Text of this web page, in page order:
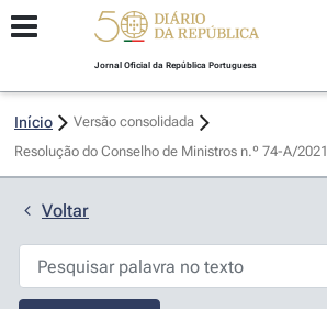
Jornal Oficial da República Portuguesa
Início
Versão consolidada
Resolução do Conselho de Ministros n.º 74-A/2021
Voltar